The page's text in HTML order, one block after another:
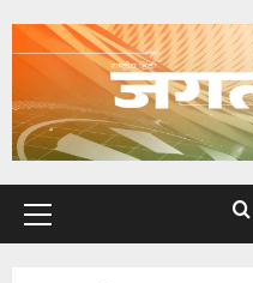
Primary